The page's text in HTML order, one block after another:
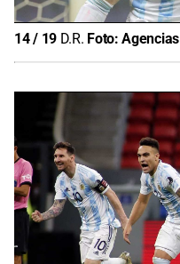
14/ 19 D.R. Foto:Agencias